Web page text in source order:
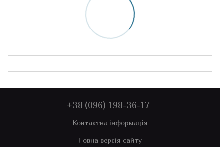
+38 (096) 198-36-17
Контактна інформація
Повна версія сайту